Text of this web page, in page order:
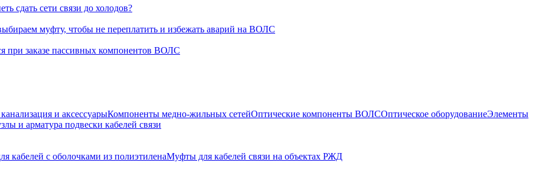
сдать сети связи до холодов?
муфту, чтобы не переплатить и избежать аварий на ВОЛС
при заказе пассивных компонентов ВОЛС
и аксессуарыКомпоненты медно-жильных сетейОптические компоненты ВОЛСОптическое оборудованиеЭлементы
и арматура подвески кабелей связи
кабелей с оболочками из полиэтиленаМуфты для кабелей связи на объектах РЖД